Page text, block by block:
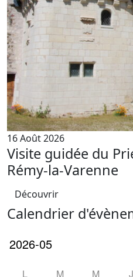
16 Août 2026
Visite guidée du
Rémy-la-Varenne
Découvrir
Calendrier
L M M J